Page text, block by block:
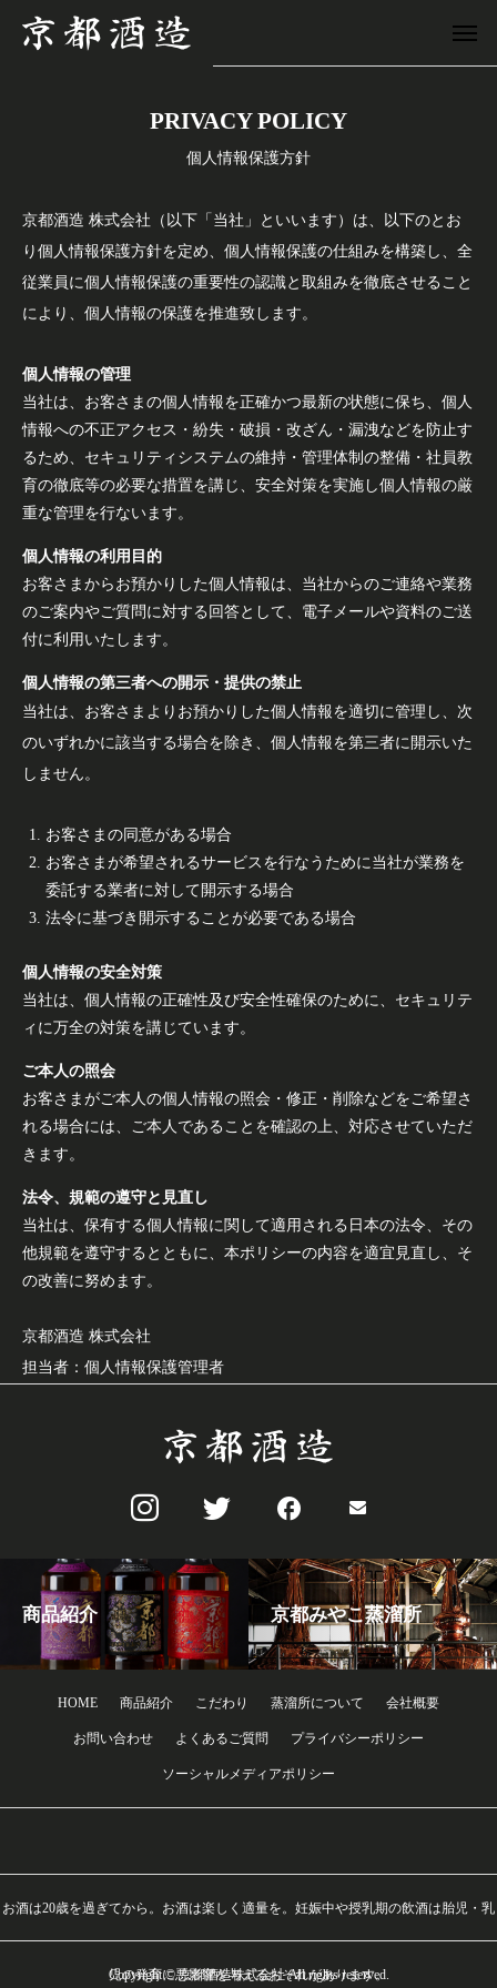
PRIVACY POLICY
個人情報保護方針
京都酒造 株式会社（以下「当社」といいます）は、以下のとお
り個人情報保護方針を定め、個人情報保護の仕組みを構築し、全
従業員に個人情報保護の重要性の認識と取組みを徹底させること
により、個人情報の保護を推進致します。
個人情報の管理
当社は、お客さまの個人情報を正確かつ最新の状態に保ち、個人
情報への不正アクセス・紛失・破損・改ざん・漏洩などを防止す
るため、セキュリティシステムの維持・管理体制の整備・社員教
育の徹底等の必要な措置を講じ、安全対策を実施し個人情報の厳
重な管理を行ないます。
個人情報の利用目的
お客さまからお預かりした個人情報は、当社からのご連絡や業務
のご案内やご質問に対する回答として、電子メールや資料のご送
付に利用いたします。
個人情報の第三者への開示・提供の禁止
当社は、お客さまよりお預かりした個人情報を適切に管理し、次
のいずれかに該当する場合を除き、個人情報を第三者に開示いた
しません。
お客さまの同意がある場合
お客さまが希望されるサービスを行なうために当社が業務を
委託する業者に対して開示する場合
法令に基づき開示することが必要である場合
個人情報の安全対策
当社は、個人情報の正確性及び安全性確保のために、セキュリテ
ィに万全の対策を講じています。
ご本人の照会
お客さまがご本人の個人情報の照会・修正・削除などをご希望さ
れる場合には、ご本人であることを確認の上、対応させていただ
きます。
法令、規範の遵守と見直し
当社は、保有する個人情報に関して適用される日本の法令、その
他規範を遵守するとともに、本ポリシーの内容を適宜見直し、そ
の改善に努めます。
京都酒造 株式会社
担当者：個人情報保護管理者
商品紹介 京都みやこ蒸溜所
HOME 商品紹介 こだわり 蒸溜所について 会社概要
お問い合わせ よくあるご質問 プライバシーポリシー
ソーシャルメディアポリシー
お酒は20歳を過ぎてから。お酒は楽しく適量を。妊娠中や授乳期の飲酒は胎児・乳
児の発育に悪影響を与えるおそれがあります。
Copyright © 京都酒造株式会社 All rights reserved.